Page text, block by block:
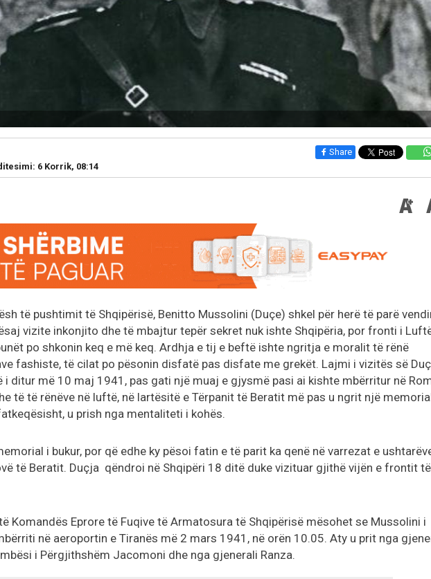
6 Korrik, 08:14
Share
të pushtimit të Shqipërisë, Benitto Mussolini (Duçe) shkel për herë të parë
vizite inkonjito dhe të mbajtur tepër sekret nuk ishte Shqipëria, por fronti i
po shkonin keq e më keq. Ardhja e tij e beftë ishte ngritja e moralit të rënë
fashiste, të cilat po pësonin disfatë pas disfate me grekët. Lajmi i vizitës së
i ditur më 10 maj 1941, pas gati një muaj e gjysmë pasi ai kishte mbërritur në
të të rënëve në luftë, në lartësitë e Tërpanit të Beratit më pas u ngrit një
u prish nga mentaliteti i kohës.
i bukur, por që edhe ky pësoi fatin e të parit ka qenë në varrezat e
të Beratit. Duçja qëndroi në Shqipëri 18 ditë duke vizituar gjithë vijën e frontit të
Komandës Eprore të Fuqive të Armatosura të Shqipërisë mësohet se Mussolini i
në aeroportin e Tiranës më 2 mars 1941, në orën 10.05. Aty u prit nga
i Përgjithshëm Jacomoni dhe nga gjenerali Ranza.